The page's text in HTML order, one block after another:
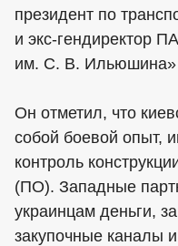
президент по
и экс-гендиректор
им. С. В. Ильюшина»
Он отметил, что
собой боевой опыт,
контроль
(ПО). Западные
украинцам деньги,
закупочные каналы и